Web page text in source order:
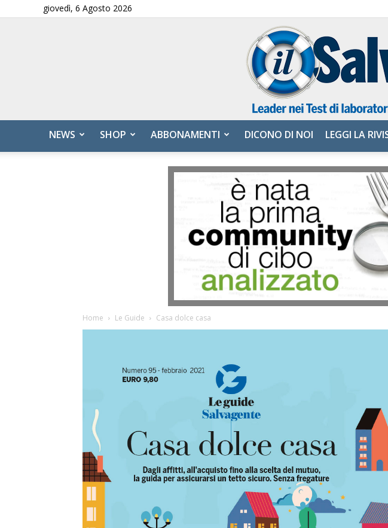
giovedì, 6 Agosto 2026
NEWS SHOP ABBONAMENTI DICONO DI NOI LEGGI LA
Home Le Guide Casa dolce casa